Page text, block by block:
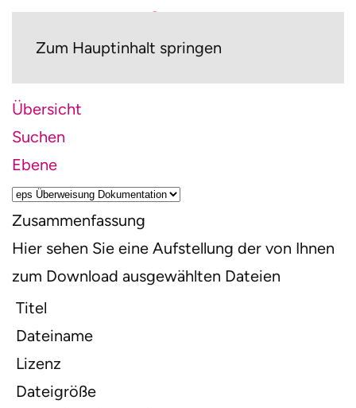
Zum Hauptinhalt springen
Übersicht
Suchen
Ebene
Zusammenfassung
Hier sehen Sie eine Aufstellung der von Ihnen
zum Download ausgewählten Dateien
Titel
Dateiname
Lizenz
Dateigröße